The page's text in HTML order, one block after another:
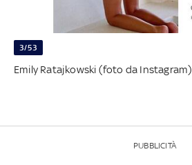
3/53
Emily Ratajkowski (foto da Instagram)
PUBBLICITÀ